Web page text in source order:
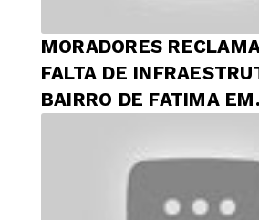
MORADORES
FALTA DE
BAIRRO DE FATIMA EM